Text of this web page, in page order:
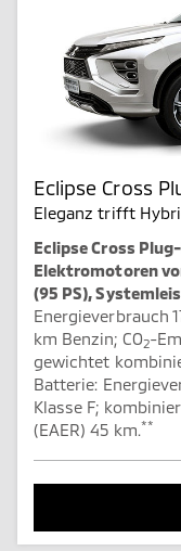
Eclipse Cross
Eleganz trifft
Eclipse Cross
Elektromotoren
(95 PS),
Energieverbrauch
km Benzin; CO2-
gewichtet
Batterie:
Klasse F;
(EAER) 45 km.**